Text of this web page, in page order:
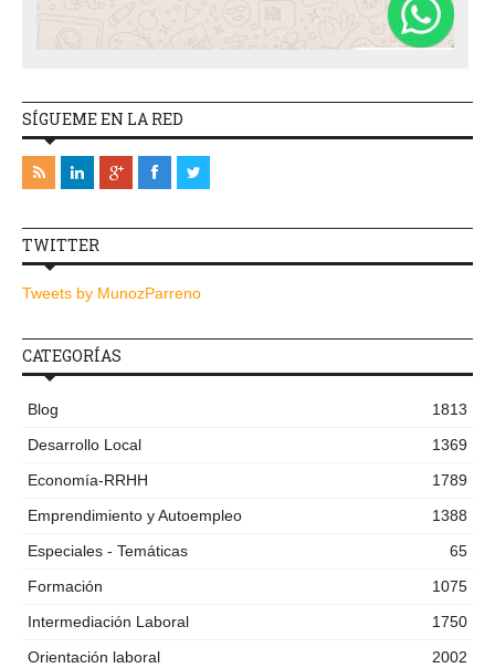
SÍGUEME EN LA RED
TWITTER
Tweets by MunozParreno
CATEGORÍAS
Blog
1813
Desarrollo Local
1369
Economía-RRHH
1789
Emprendimiento y Autoempleo
1388
Especiales - Temáticas
65
Formación
1075
Intermediación Laboral
1750
Orientación laboral
2002